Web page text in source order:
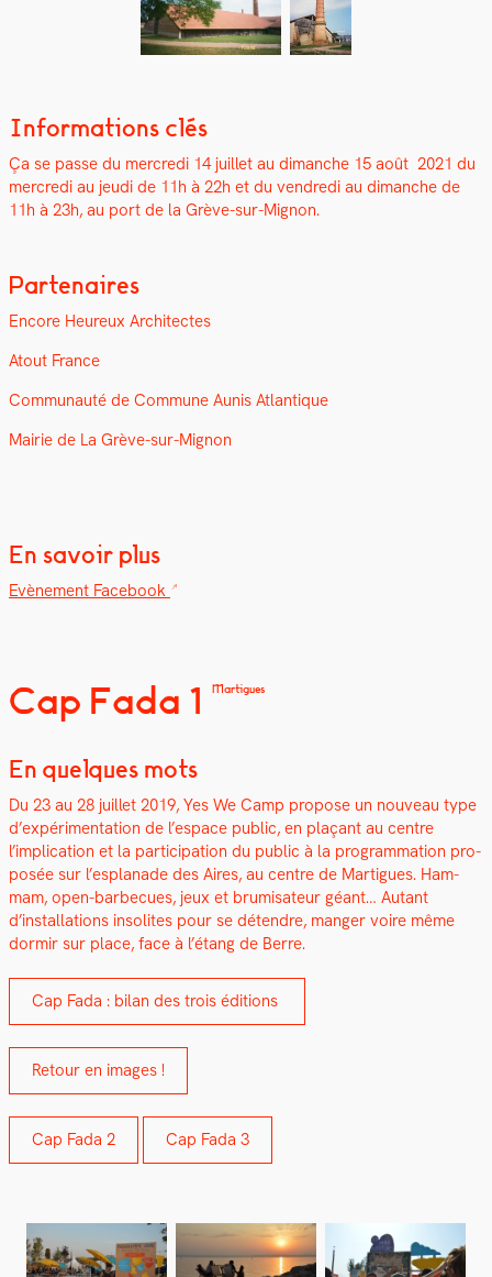
Informations clés
Ça se passe du mer­cre­di 14 juil­let au dimanche 15 août 2021 du
mer­cre­di au jeu­di de 11h à 22h et du ven­dre­di au dimanche de
11h à 23h, au port de la Grève-sur-Mignon.
Partenaires
Encore Heureux Archi­tectes
Atout France
Com­mu­nauté de Com­mune Aunis Atlan­tique
Mairie de La Grève-sur-Mignon
En savoir plus
Evène­ment Face­book
Cap Fada 1 Martigues
En quelques mots
Du 23 au 28 juil­let 2019, Yes We Camp pro­pose un nou­veau type
d’expérimentation de l’espace pub­lic, en plaçant au cen­tre
l’implication et la par­tic­i­pa­tion du pub­lic à la pro­gram­ma­tion pro­
posée sur l’esplanade des Aires, au cen­tre de Mar­tigues. Ham­
mam, open-bar­be­cues, jeux et bru­misa­teur géant… Autant
d’installations inso­lites pour se déten­dre, manger voire même
dormir sur place, face à l’étang de Berre.
Cap Fada : bilan des trois édi­tions
Retour en images !
Cap Fada 2 Cap Fada 3